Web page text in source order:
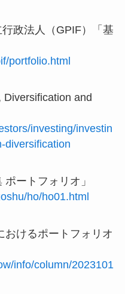
政法人（GPIF）「基
portfolio.html
Diversification and
investing/investin
diversification
ートフォリオ」
ho/ho01.html
おけるポートフォリオ
info/column/2023101